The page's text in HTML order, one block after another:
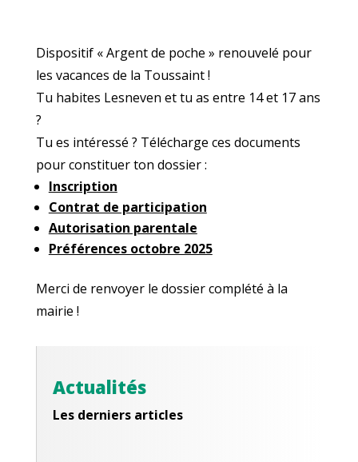
Dispositif « Argent de poche » renouvelé pour
les vacances de la Toussaint !
Tu habites Lesneven et tu as entre 14 et 17 ans
?
Tu es intéressé ? Télécharge ces documents
pour constituer ton dossier :
Inscription
Contrat de participation
Autorisation parentale
Préférences octobre 2025
Merci de renvoyer le dossier complété à la
mairie !
Actualités
Les derniers articles